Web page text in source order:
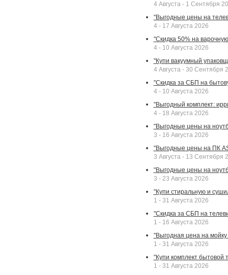
4 Августа - 1 Сентября
"Выгодные цены на
4 - 17 Августа 2026
"Скидка 50% на
4 - 10 Августа 2026
"Купи вакуумный
4 Августа - 30 Сентября
"Скидка за СБП на
4 - 10 Августа 2026
"Выгодный комплект:
4 - 18 Августа 2026
"Выгодные цены на
3 - 16 Августа 2026
"Выгодные цены на ПК
3 Августа - 13 Сентября
"Выгодные цены на
3 - 23 Августа 2026
"Купи стиральную и
1 - 31 Августа 2026
"Скидка за СБП на
1 - 16 Августа 2026
"Выгодная цена на
1 - 31 Августа 2026
"Купи комплект бытовой
1 - 31 Августа 2026